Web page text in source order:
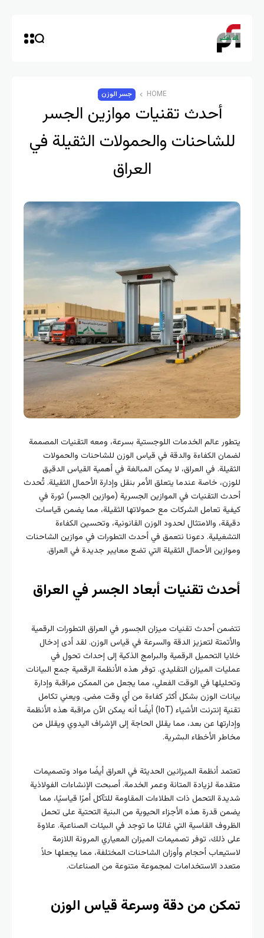
HOME جسر الوزن
أحدث تقنيات موازين الجسر
للشاحنات والحمولات الثقيلة في
العراق
يتطور عالم الخدمات اللوجستية بسرعة، ومعه التقنيات المصممة
لضمان الكفاءة والدقة في قياس الوزن للشاحنات والحمولات
الثقيلة. في العراق، لا يمكن المبالغة في أهمية القياس الدقيق
للوزن، خاصة عندما يتعلق الأمر بنقل وإدارة الأحمال الثقيلة. تُحدث
أحدث التقنيات في الموازين الجسرية (موازين الجسر) ثورة في
كيفية تعامل الشركات مع حمولاتها الثقيلة، مما يضمن قياسات
دقيقة، والامتثال لحدود الوزن القانونية، وتحسين الكفاءة
التشغيلية. دعونا نتعمق في أحدث التطورات في موازين الشاحنات
وموازين الأحمال الثقيلة التي تضع معايير جديدة في العراق.
أحدث تقنيات أبعاد الجسر في العراق
تتضمن أحدث تقنيات ميزان الجسور في العراق التطورات الرقمية
والأتمتة لتعزيز الدقة والسرعة في قياس الوزن. لقد أدى إدخال
خلايا التحميل الرقمية والبرامج الذكية إلى إحداث تحول في
عمليات الميزان التقليدي. توفر هذه الأنظمة الرقمية جمع البيانات
وتحليلها في الوقت الفعلي، مما يجعل من الممكن مراقبة وإدارة
بيانات الوزن بشكل أكثر كفاءة من أي وقت مضى. ويعني تكامل
تقنية إنترنت الأشياء (IoT) أيضًا أنه يمكن الآن مراقبة هذه الأنظمة
وإدارتها عن بعد، مما يقلل الحاجة إلى الإشراف اليدوي ويقلل من
مخاطر الأخطاء البشرية.
تعتمد أنظمة الميزانين الحديثة في العراق أيضًا مواد وتصميمات
متقدمة لزيادة المتانة وعمر الخدمة. أصبحت الإنشاءات الفولاذية
شديدة التحمل ذات الطلاءات المقاومة للتآكل أمرًا قياسيًا، مما
يضمن قدرة هذه الأجزاء الحيوية من البنية التحتية على تحمل
الظروف القاسية التي غالبًا ما توجد في البيئات الصناعية. علاوة
على ذلك، توفر تصميمات الميزان المعياري المرونة اللازمة
لاستيعاب أحجام وأوزان الشاحنات المختلفة، مما يجعلها حلاً
متعدد الاستخدامات لمجموعة متنوعة من الصناعات.
تمكن من دقة وسرعة قياس الوزن